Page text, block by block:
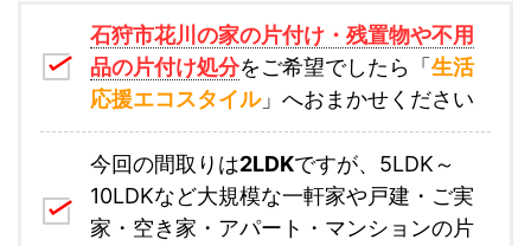
石狩市花川 の家の片付け・残置物や不用
品の片付け処分をご希望でしたら「 生活
応援エコスタイル」へおまかせください
今回の間取りは2LDKですが、5LDK～
10LDKなど大規模な一軒家や戸建・ご実
家・空き家・アパート・マンションの片